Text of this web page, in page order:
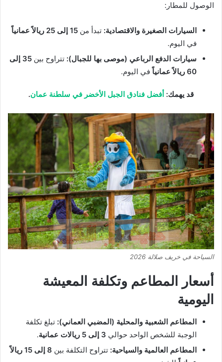
الوصول للمطار:
السيارات الصغيرة والاقتصادية: تبدأ من 15 إلى 25 ريالاً عمانياً
في اليوم.
سيارات الدفع الرباعي (موصى بها للجبال): تتراوح بين
35 إلى
60 ريالاً عمانياً
في اليوم.
قد يهمك: أفضل فنادق الجبل الأخضر في سلطنة عمان.
السياحة في خريف صلالة 2026
أسعار المطاعم وتكلفة المعيشة
اليومية
المطاعم الشعبية والمحلية (المضبي العماني): تبلغ تكلفة
الوجبة للشخص الواحد حوالي 3 إلى 5 ريالات عمانية
.
المطاعم العالمية والسياحية: تتراوح التكلفة بين
8 إلى 15 ريالاً